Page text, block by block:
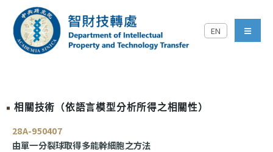
跳到主要內容區塊
中央研究院智財技轉處對
EN
menu
相關技術（依語言模型分析所得之相關性）
28A-950407
由單一分裂球取得多能幹細胞之方法